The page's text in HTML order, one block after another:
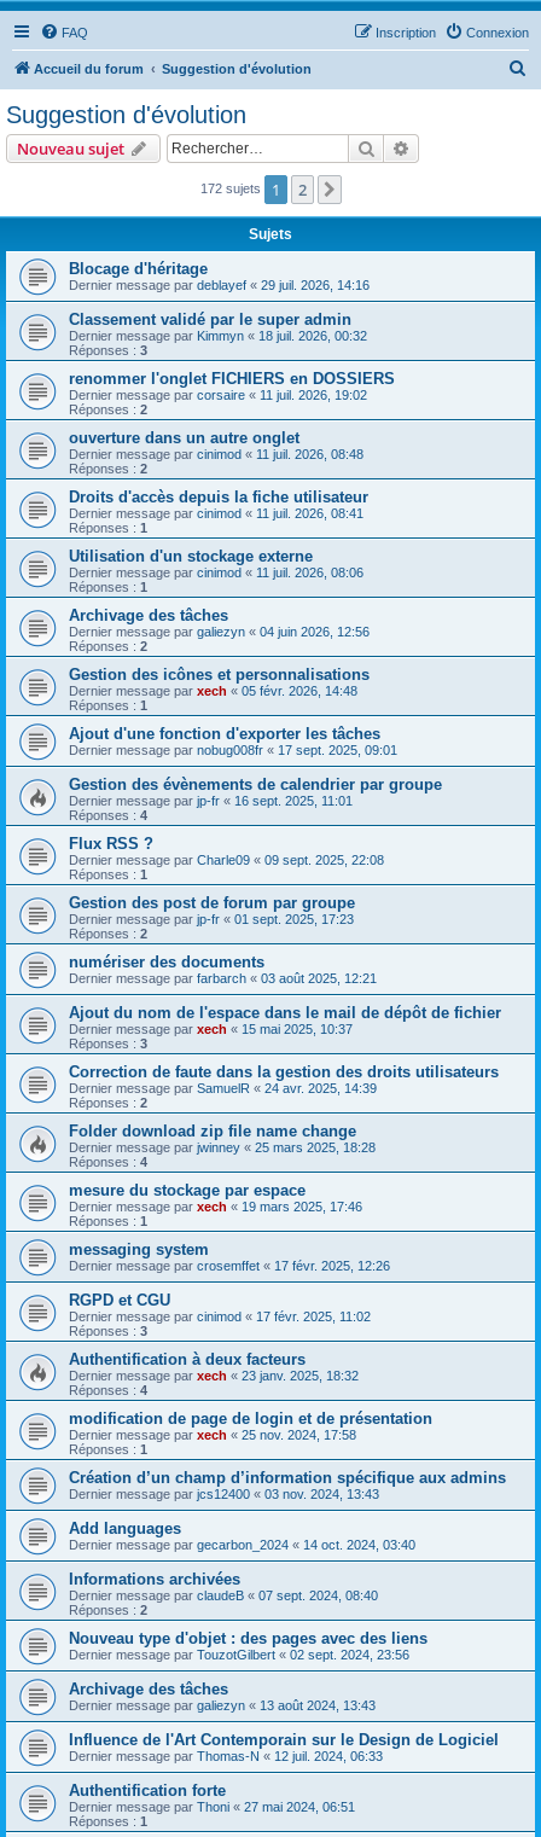
FAQ Connexion
Inscription
Accueil du forum Suggestion d'évolution
e
Suggestion d'évolution
Nouveau sujet Rechercher
172 sujets 1 2
Sujets
Blocage d'héritage
Dernier message par deblayef « 29 juil. 2026, 14:16
Classement validé par le super admin
Dernier message par Kimmyn « 18 juil. 2026, 00:32
Réponses : 3
renommer l'onglet FICHIERS en DOSSIERS
Dernier message par corsaire « 11 juil. 2026, 19:02
Réponses : 2
ouverture dans un autre onglet
Dernier message par cinimod « 11 juil. 2026, 08:48
Réponses : 2
Droits d'accès depuis la fiche utilisateur
Dernier message par cinimod « 11 juil. 2026, 08:41
Réponses : 1
Utilisation d'un stockage externe
Dernier message par cinimod « 11 juil. 2026, 08:06
Réponses : 1
Archivage des tâches
Dernier message par galiezyn « 04 juin 2026, 12:56
Réponses : 2
Gestion des icônes et personnalisations
Dernier message par xech « 05 févr. 2026, 14:48
Réponses : 1
Ajout d'une fonction d'exporter les tâches
Dernier message par nobug008fr « 17 sept. 2025, 09:01
Gestion des évènements de calendrier par groupe
Dernier message par jp-fr « 16 sept. 2025, 11:01
Réponses : 4
Flux RSS ?
Dernier message par Charle09 « 09 sept. 2025, 22:08
Réponses : 1
Gestion des post de forum par groupe
Dernier message par jp-fr « 01 sept. 2025, 17:23
Réponses : 2
numériser des documents
Dernier message par farbarch « 03 août 2025, 12:21
Ajout du nom de l'espace dans le mail de dépôt de fichier
Dernier message par xech « 15 mai 2025, 10:37
Réponses : 3
Correction de faute dans la gestion des droits utilisateurs
Dernier message par SamuelR « 24 avr. 2025, 14:39
Réponses : 2
Folder download zip file name change
Dernier message par jwinney « 25 mars 2025, 18:28
Réponses : 4
mesure du stockage par espace
Dernier message par xech « 19 mars 2025, 17:46
Réponses : 1
messaging system
Dernier message par crosemffet « 17 févr. 2025, 12:26
RGPD et CGU
Dernier message par cinimod « 17 févr. 2025, 11:02
Réponses : 3
Authentification à deux facteurs
Dernier message par xech « 23 janv. 2025, 18:32
Réponses : 4
modification de page de login et de présentation
Dernier message par xech « 25 nov. 2024, 17:58
Réponses : 1
Création d’un champ d’information spécifique aux admins
Dernier message par jcs12400 « 03 nov. 2024, 13:43
Add languages
Dernier message par gecarbon_2024 « 14 oct. 2024, 03:40
Informations archivées
Dernier message par claudeB « 07 sept. 2024, 08:40
Réponses : 2
Nouveau type d'objet : des pages avec des liens
Dernier message par TouzotGilbert « 02 sept. 2024, 23:56
Archivage des tâches
Dernier message par galiezyn « 13 août 2024, 13:43
Influence de l'Art Contemporain sur le Design de Logiciel
Dernier message par Thomas-N « 12 juil. 2024, 06:33
Authentification forte
Dernier message par Thoni « 27 mai 2024, 06:51
Réponses : 1